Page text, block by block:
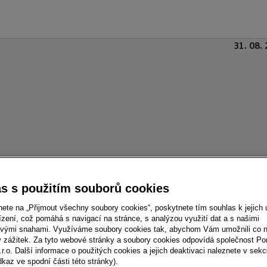
31. 08.
na letošním ročníku veletrhu Caravan Salon
také nový Amarok ve verzi
s použitím souborů cookies
na „Přijmout všechny soubory cookies“, poskytnete tím souhlas k jejich
což pomáhá s navigací na stránce, s analýzou využití dat a s našimi
snahami. Využíváme soubory cookies tak, abychom Vám umožnili co
zážitek. Za tyto webové stránky a soubory cookies odpovídá společnost
Další informace o použitých cookies a jejich deaktivaci naleznete v
ve spodní části této stránky).